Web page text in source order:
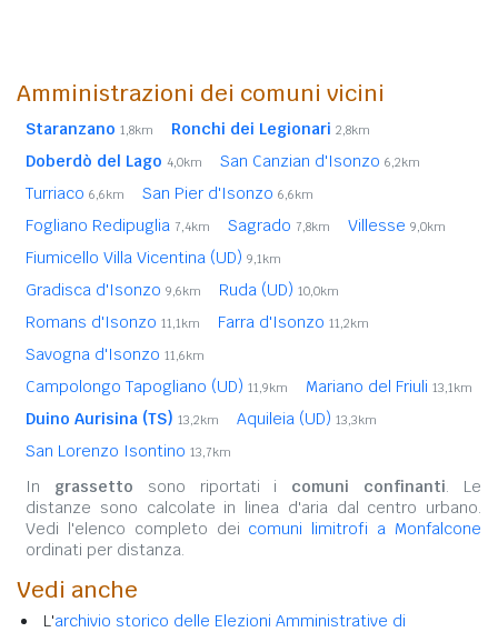
Amministrazioni dei comuni vicini
Staranzano 1,8km Ronchi dei Legionari 2,8km
Doberdò del Lago 4,0km San Canzian d'Isonzo 6,2km
Turriaco 6,6km San Pier d'Isonzo 6,6km
Fogliano Redipuglia 7,4km Sagrado 7,8km Villesse 9,0km
Fiumicello Villa Vicentina (UD) 9,1km
Gradisca d'Isonzo 9,6km Ruda (UD) 10,0km
Romans d'Isonzo 11,1km Farra d'Isonzo 11,2km
Savogna d'Isonzo 11,6km
Campolongo Tapogliano (UD) 11,9km Mariano del Friuli 13,1km
Duino Aurisina (TS) 13,2km Aquileia (UD) 13,3km
San Lorenzo Isontino 13,7km
In grassetto sono riportati i comuni confinanti. Le
distanze sono calcolate in linea d'aria dal centro urbano.
Vedi l'elenco completo dei comuni limitrofi a Monfalcone
ordinati per distanza.
Vedi anche
L'archivio storico delle Elezioni Amministrative di